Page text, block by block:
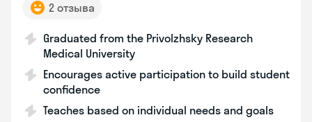
2 отзыва
Graduated from the Privolzhsky Research
Medical University
Encourages active participation to build student
confidence
Teaches based on individual needs and goals